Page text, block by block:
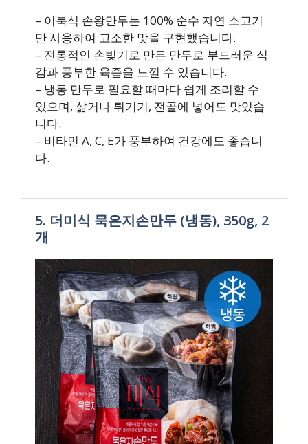
– 이북식 손왕만두는 100% 순수 자연 소고기
만 사용하여 고소한 맛을 구현했습니다.
– 전통적인 손빚기로 만든 만두로 부드러운 식
감과 풍부한 육즙을 느낄 수 있습니다.
– 냉동 만두로 필요할 때마다 쉽게 조리할 수
있으며, 삶거나 튀기기, 전골에 넣어도 맛있습
니다.
– 비타민 A, C, E가 풍부하여 건강에도 좋습니
다.
5. 더미식 묵은지손만두 (냉동), 350g, 2
개